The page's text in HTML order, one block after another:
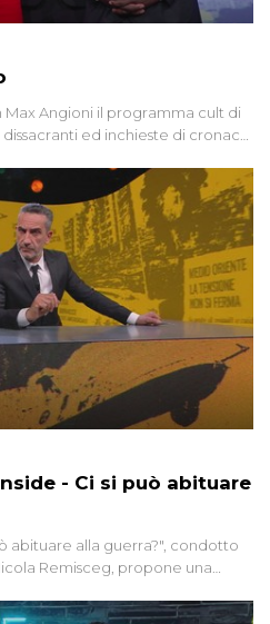
Angioni il programma cult di
ed inchieste di cronaca
- Ci si può abituare
abituare alla guerra?", condotto
Remisceg, propone una
sia diventata una realtà pervasiva.